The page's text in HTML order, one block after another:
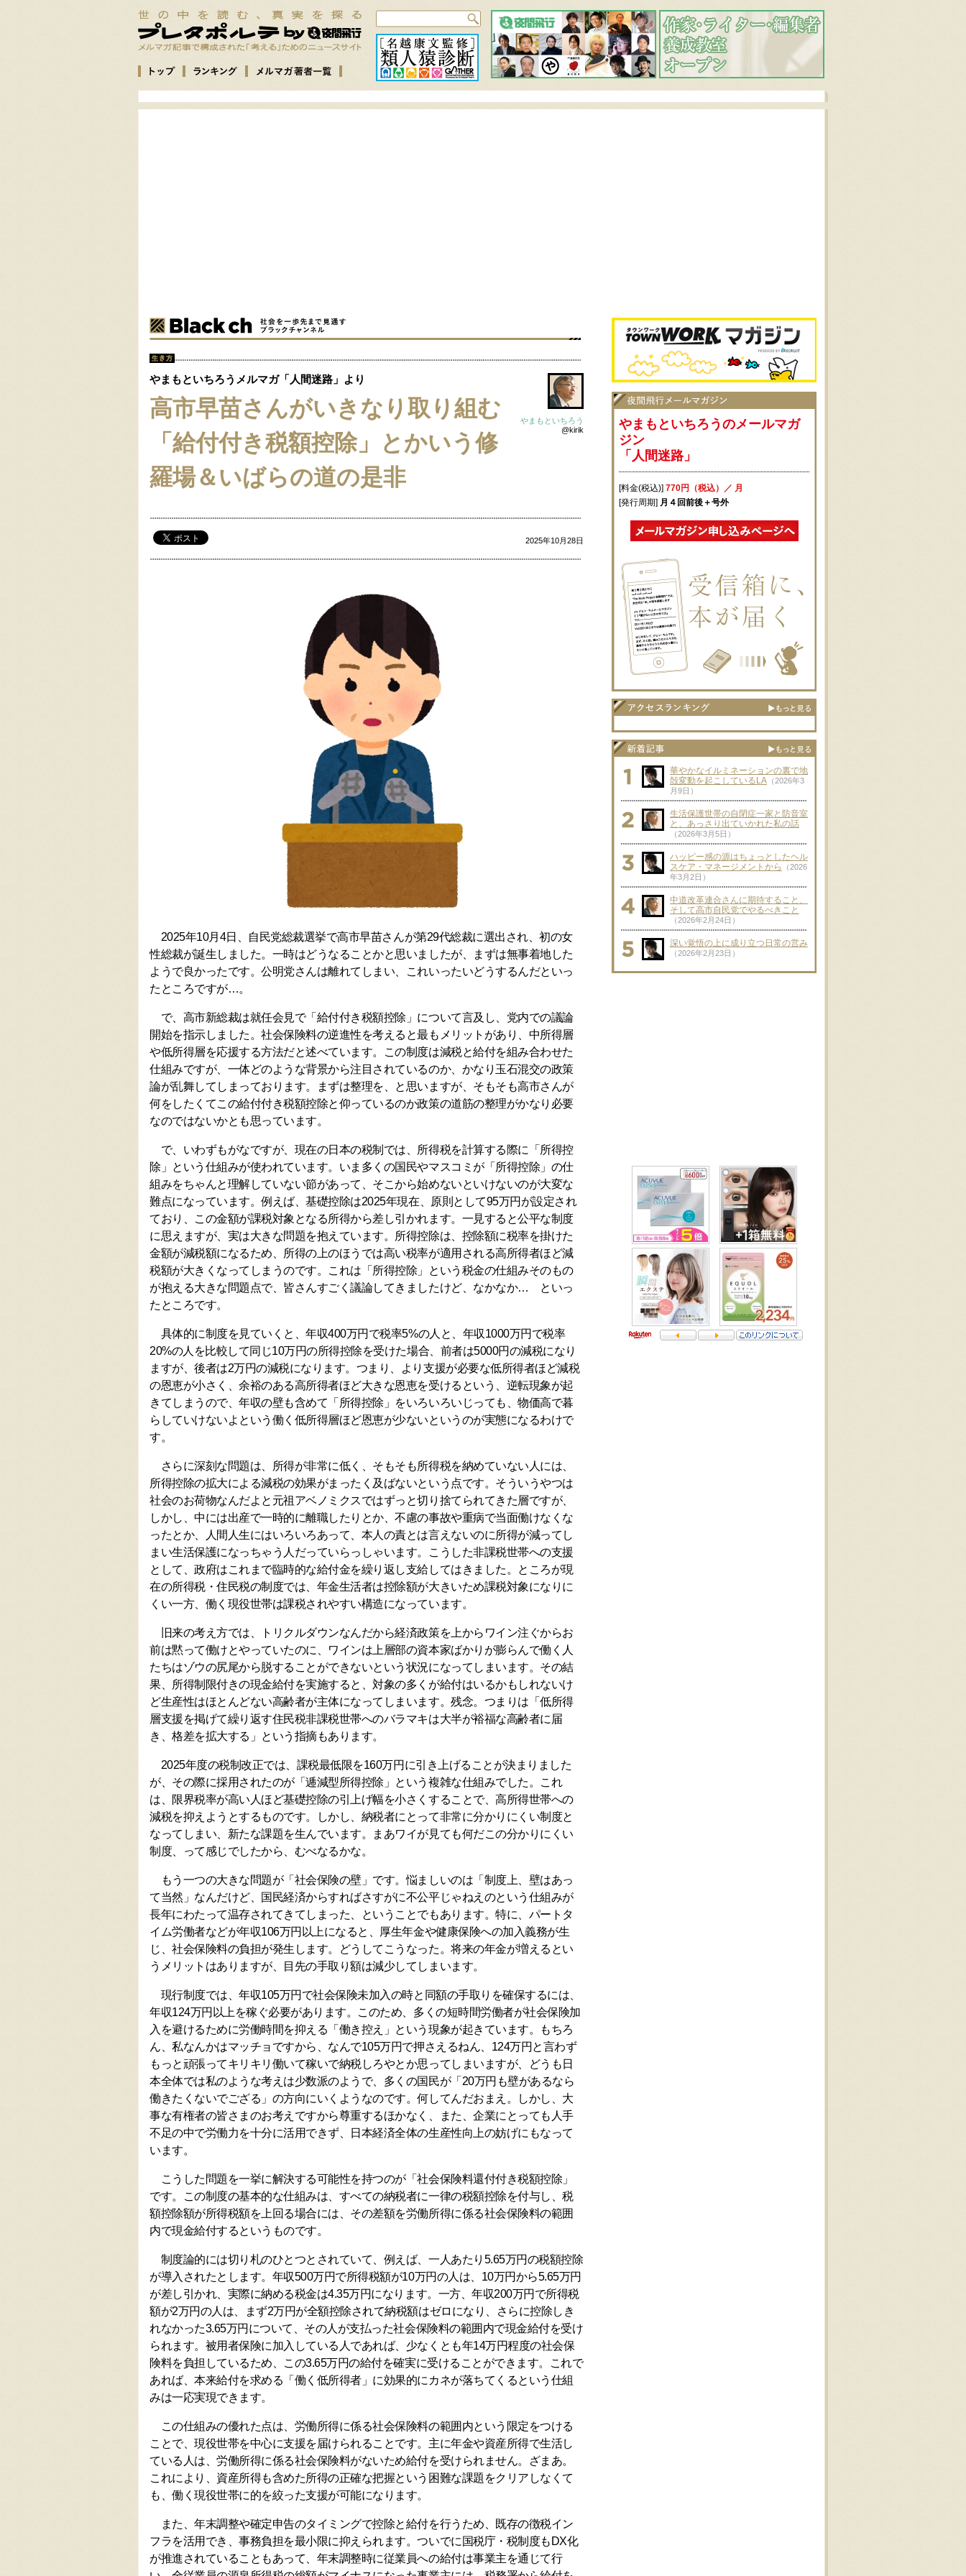
やまもといちろう
@kirik
やまもといちろうメルマガ「人間迷路」より
高市早苗さんがいきなり取り組む
「給付付き税額控除」とかいう修
羅場＆いばらの道の是非
2025年10月28日
2025年10月4日、自民党総裁選挙で高市早苗さんが第29代総裁に選出され、初の女
性総裁が誕生しました。一時はどうなることかと思いましたが、まずは無事着地した
ようで良かったです。公明党さんは離れてしまい、これいったいどうするんだといっ
たところですが…。
で、高市新総裁は就任会見で「給付付き税額控除」について言及し、党内での議論
開始を指示しました。社会保険料の逆進性を考えると最もメリットがあり、中所得層
や低所得層を応援する方法だと述べています。この制度は減税と給付を組み合わせた
仕組みですが、一体どのような背景から注目されているのか、かなり玉石混交の政策
論が乱舞してしまっております。まずは整理を、と思いますが、そもそも高市さんが
何をしたくてこの給付付き税額控除と仰っているのか政策の道筋の整理がかなり必要
なのではないかとも思っています。
で、いわずもがなですが、現在の日本の税制では、所得税を計算する際に「所得控
除」という仕組みが使われています。いま多くの国民やマスコミが「所得控除」の仕
組みをちゃんと理解していない節があって、そこから始めないといけないのが大変な
難点になっています。例えば、基礎控除は2025年現在、原則として95万円が設定され
ており、この金額が課税対象となる所得から差し引かれます。一見すると公平な制度
に思えますが、実は大きな問題を抱えています。所得控除は、控除額に税率を掛けた
金額が減税額になるため、所得の上のほうでは高い税率が適用される高所得者ほど減
税額が大きくなってしまうのです。これは「所得控除」という税金の仕組みそのもの
が抱える大きな問題点で、皆さんすごく議論してきましたけど、なかなか… といっ
たところです。
具体的に制度を見ていくと、年収400万円で税率5%の人と、年収1000万円で税率
20%の人を比較して同じ10万円の所得控除を受けた場合、前者は5000円の減税になり
ますが、後者は2万円の減税になります。つまり、より支援が必要な低所得者ほど減税
の恩恵が小さく、余裕のある高所得者ほど大きな恩恵を受けるという、逆転現象が起
きてしまうので、年収の壁も含めて「所得控除」をいろいろいじっても、物価高で暮
らしていけないよという働く低所得層ほど恩恵が少ないというのが実態になるわけで
す。
さらに深刻な問題は、所得が非常に低く、そもそも所得税を納めていない人には、
所得控除の拡大による減税の効果がまったく及ばないという点です。そういうやつは
社会のお荷物なんだよと元祖アベノミクスではずっと切り捨てられてきた層ですが、
しかし、中には出産で一時的に離職したりとか、不慮の事故や重病で当面働けなくな
ったとか、人間人生にはいろいろあって、本人の責とは言えないのに所得が減ってし
まい生活保護になっちゃう人だっていらっしゃいます。こうした非課税世帯への支援
として、政府はこれまで臨時的な給付金を繰り返し支給してはきました。ところが現
在の所得税・住民税の制度では、年金生活者は控除額が大きいため課税対象になりに
くい一方、働く現役世帯は課税されやすい構造になっています。
旧来の考え方では、トリクルダウンなんだから経済政策を上からワイン注ぐからお
前は黙って働けとやっていたのに、ワインは上層部の資本家ばかりが膨らんで働く人
たちはゾウの尻尾から脱することができないという状況になってしまいます。その結
果、所得制限付きの現金給付を実施すると、対象の多くが給付はいるかもしれないけ
ど生産性はほとんどない高齢者が主体になってしまいます。残念。つまりは「低所得
層支援を掲げて繰り返す住民税非課税世帯へのバラマキは大半が裕福な高齢者に届
き、格差を拡大する」という指摘もあります。
2025年度の税制改正では、課税最低限を160万円に引き上げることが決まりました
が、その際に採用されたのが「逓減型所得控除」という複雑な仕組みでした。これ
は、限界税率が高い人ほど基礎控除の引上げ幅を小さくすることで、高所得世帯への
減税を抑えようとするものです。しかし、納税者にとって非常に分かりにくい制度と
なってしまい、新たな課題を生んでいます。まあワイが見ても何だこの分かりにくい
制度、って感じでしたから、むべなるかな。
もう一つの大きな問題が「社会保険の壁」です。悩ましいのは「制度上、壁はあっ
て当然」なんだけど、国民経済からすればさすがに不公平じゃねえのという仕組みが
長年にわたって温存されてきてしまった、ということでもあります。特に、パートタ
イム労働者などが年収106万円以上になると、厚生年金や健康保険への加入義務が生
じ、社会保険料の負担が発生します。どうしてこうなった。将来の年金が増えるとい
うメリットはありますが、目先の手取り額は減少してしまいます。
現行制度では、年収105万円で社会保険未加入の時と同額の手取りを確保するには、
年収124万円以上を稼ぐ必要があります。このため、多くの短時間労働者が社会保険加
入を避けるために労働時間を抑える「働き控え」という現象が起きています。もちろ
ん、私なんかはマッチョですから、なんで105万円で押さえるねん、124万円と言わず
もっと頑張ってキリキリ働いて稼いで納税しろやとか思ってしまいますが、どうも日
本全体では私のような考えは少数派のようで、多くの国民が「20万円も壁があるなら
働きたくないでござる」の方向にいくようなのです。何してんだおまえ。しかし、大
事な有権者の皆さまのお考えですから尊重するほかなく、また、企業にとっても人手
不足の中で労働力を十分に活用できず、日本経済全体の生産性向上の妨げにもなって
います。
こうした問題を一挙に解決する可能性を持つのが「社会保険料還付付き税額控除」
です。この制度の基本的な仕組みは、すべての納税者に一律の税額控除を付与し、税
額控除額が所得税額を上回る場合には、その差額を労働所得に係る社会保険料の範囲
内で現金給付するというものです。
制度論的には切り札のひとつとされていて、例えば、一人あたり5.65万円の税額控除
が導入されたとします。年収500万円で所得税額が10万円の人は、10万円から5.65万円
が差し引かれ、実際に納める税金は4.35万円になります。一方、年収200万円で所得税
額が2万円の人は、まず2万円が全額控除されて納税額はゼロになり、さらに控除しき
れなかった3.65万円について、その人が支払った社会保険料の範囲内で現金給付を受け
られます。被用者保険に加入している人であれば、少なくとも年14万円程度の社会保
険料を負担しているため、この3.65万円の給付を確実に受けることができます。これで
あれば、本来給付を求める「働く低所得者」に効果的にカネが落ちてくるという仕組
みは一応実現できます。
この仕組みの優れた点は、労働所得に係る社会保険料の範囲内という限定をつける
ことで、現役世帯を中心に支援を届けられることです。主に年金や資産所得で生活し
ている人は、労働所得に係る社会保険料がないため給付を受けられません。ざまあ。
これにより、資産所得も含めた所得の正確な把握という困難な課題をクリアしなくて
も、働く現役世帯に的を絞った支援が可能になります。
また、年末調整や確定申告のタイミングで控除と給付を行うため、既存の徴税イン
フラを活用でき、事務負担を最小限に抑えられます。ついでに国税庁・税制度もDX化
が推進されていることもあって、年末調整時に従業員への給付は事業主を通じて行
やまもといちろうのメールマガ
ジン
「人間迷路」
[料金(税込)] 770円（税込）／ 月
[発行周期] 月４回前後＋号外
華やかなイルミネーションの裏で地
殻変動を起こしているLA （2026年3
月9日）
生活保護世帯の自閉症一家と防音室
と、あっさり出ていかれた私の話
（2026年3月5日）
ハッピー感の源はちょっとしたヘル
スケア・マネージメントから
（2026
年3月2日）
中道改革連合さんに期待すること、
そして高市自民党でやるべきこと
（2026年2月24日）
深い覚悟の上に成り立つ日常の営み
（2026年2月23日）